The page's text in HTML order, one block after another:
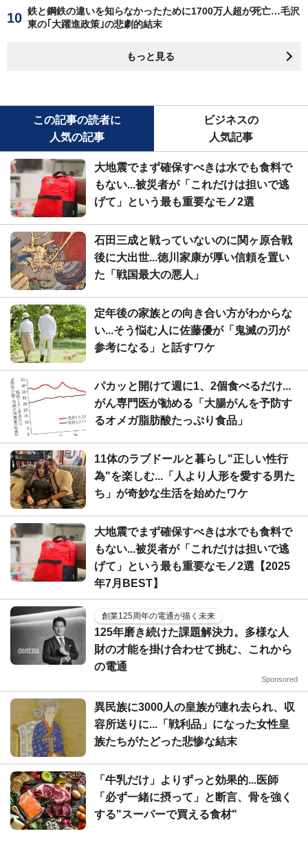
鉄と鋼鉄の違いを知らなかったために1700万人超が死亡…毛沢
東の｢大躍進政策｣の悲劇的結末
もっと見る
この記事の読者に
人気の記事
ビジネスの
人気記事
大地震でまず確保すべきは水でも食料で
もない...被災者が「これだけは担いで逃
げて」という最も重要なモノ2選
石田三成と戦っていないのに関ヶ原合戦
後に大出世...徳川家康が厚い信頼を置い
た「戦国最大の悪人」
定年後の家族との向き合い方がわからな
い...そう悩む人に佐藤優が「鬼滅の刃が
参考になる」と話すワケ
パカッと開けて週に1、2個食べるだけ...
がん専門医が勧める「大腸がんを予防す
るオメガ脂肪酸たっぷり食品」
11体のラブドールと暮らし"正しい性行
為"を楽しむ...「人より人形を愛する男た
ち」が奇妙な生活を始めたワケ
大地震でまず確保すべきは水でも食料で
もない...被災者が「これだけは担いで逃
げて」という最も重要なモノ2選【2025
年7月BEST】
創業125周年の電通が描く未来
125年磨き続けた課題解決力。多様な人
財の才能を掛け合わせて挑む、これから
の電通
Sponsored
異民族に3000人の皇族が連れ去られ、収
容所送りに...「戦利品」になった女性皇
族たちがたどった悲惨な結末
「牛乳だけ」よりずっと効果的...医師
「必ず一緒に摂って」と断言、骨を強く
する"スーパーで買える食材"